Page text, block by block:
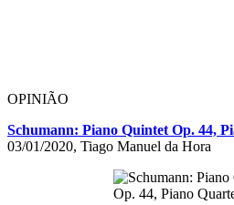
OPINIÃO
Schumann: Piano Quintet Op. 44,
03/01/2020, Tiago Manuel da Hora